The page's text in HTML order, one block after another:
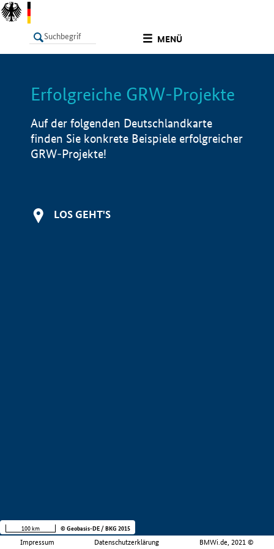
MENÜ
LISTE Info
Erfolgreiche GRW-Projekte
Auf der folgenden Deutschlandkarte
finden Sie konkrete Beispiele erfolgreicher
GRW-Projekte!
LOS GEHT'S
Impressum Datenschutzerklärung BMWi.de, 2021 ©
100 km © Geobasis-DE / BKG 2015